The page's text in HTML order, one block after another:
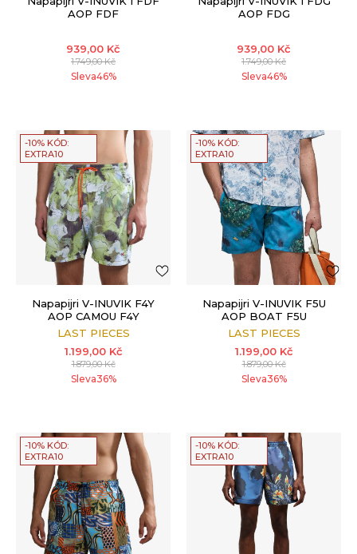
AOP FDF
939,00 Kč
1.749,00Kč
Sleva46%
AOP FDG
939,00 Kč
1.749,00Kč
Sleva46%
-10% KÓD:
EXTRA10
Napapijri V-INUVIK F4Y
AOP CAMOU F4Y
LAST PIECES
1.199,00 Kč
1.879,00Kč
Sleva36%
-10% KÓD:
EXTRA10
Napapijri V-INUVIK F5U
AOP BOAT F5U
LAST PIECES
1.199,00 Kč
1.879,00Kč
Sleva36%
-10% KÓD:
EXTRA10
-10% KÓD:
EXTRA10